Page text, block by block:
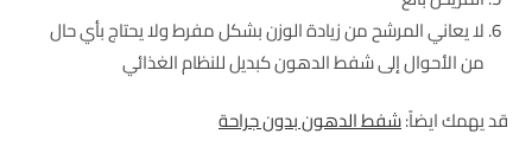
لا يعاني المرشح من زيادة الوزن بشكل مفرط ولا يحتاج بأي حال
من الأحوال إلى شفط الدهون كبديل للنظام الغذائي
قد يهمك ايضاً:شفط الدهون بدون جراحة